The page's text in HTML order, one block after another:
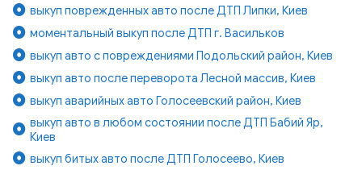
выкуп поврежденных авто после ДТП Липки, Киев
моментальный выкуп после ДТП г. Васильков
выкуп авто с повреждениями Подольский район, Киев
выкуп авто после переворота Лесной массив, Киев
выкуп аварийных авто Голосеевский район, Киев
выкуп авто в любом состоянии после ДТП Бабий Яр,
Киев
выкуп битых авто после ДТП Голосеево, Киев